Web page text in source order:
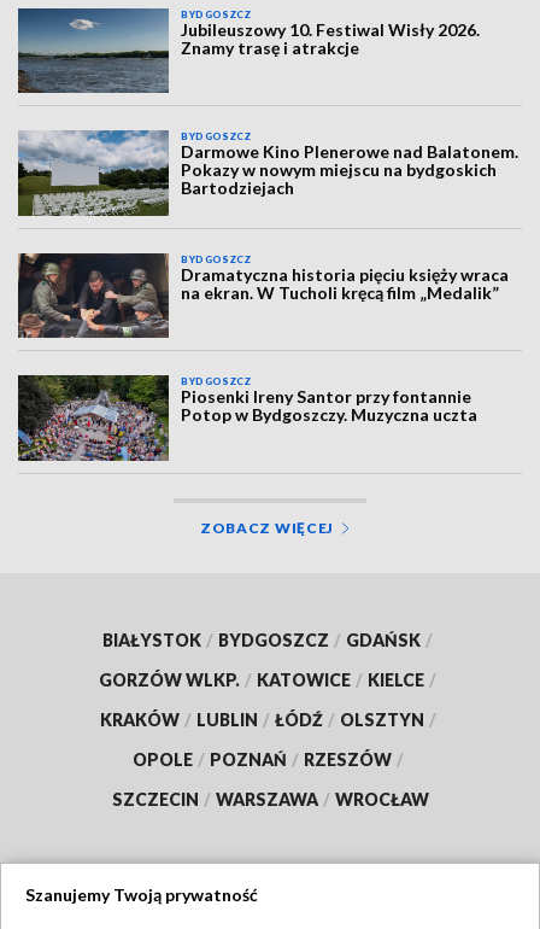
BYDGOSZCZ
Jubileuszowy 10. Festiwal Wisły 2026.
Znamy trasę i atrakcje
BYDGOSZCZ
Darmowe Kino Plenerowe nad Balatonem.
Pokazy w nowym miejscu na bydgoskich
Bartodziejach
BYDGOSZCZ
Dramatyczna historia pięciu księży wraca
na ekran. W Tucholi kręcą film „Medalik”
BYDGOSZCZ
Piosenki Ireny Santor przy fontannie
Potop w Bydgoszczy. Muzyczna uczta
ZOBACZ WIĘCEJ
BIAŁYSTOK / BYDGOSZCZ / GDAŃSK /
GORZÓW WLKP. / KATOWICE / KIELCE /
KRAKÓW / LUBLIN / ŁÓDŹ / OLSZTYN /
OPOLE / POZNAŃ / RZESZÓW /
SZCZECIN / WARSZAWA / WROCŁAW
Szanujemy Twoją prywatność